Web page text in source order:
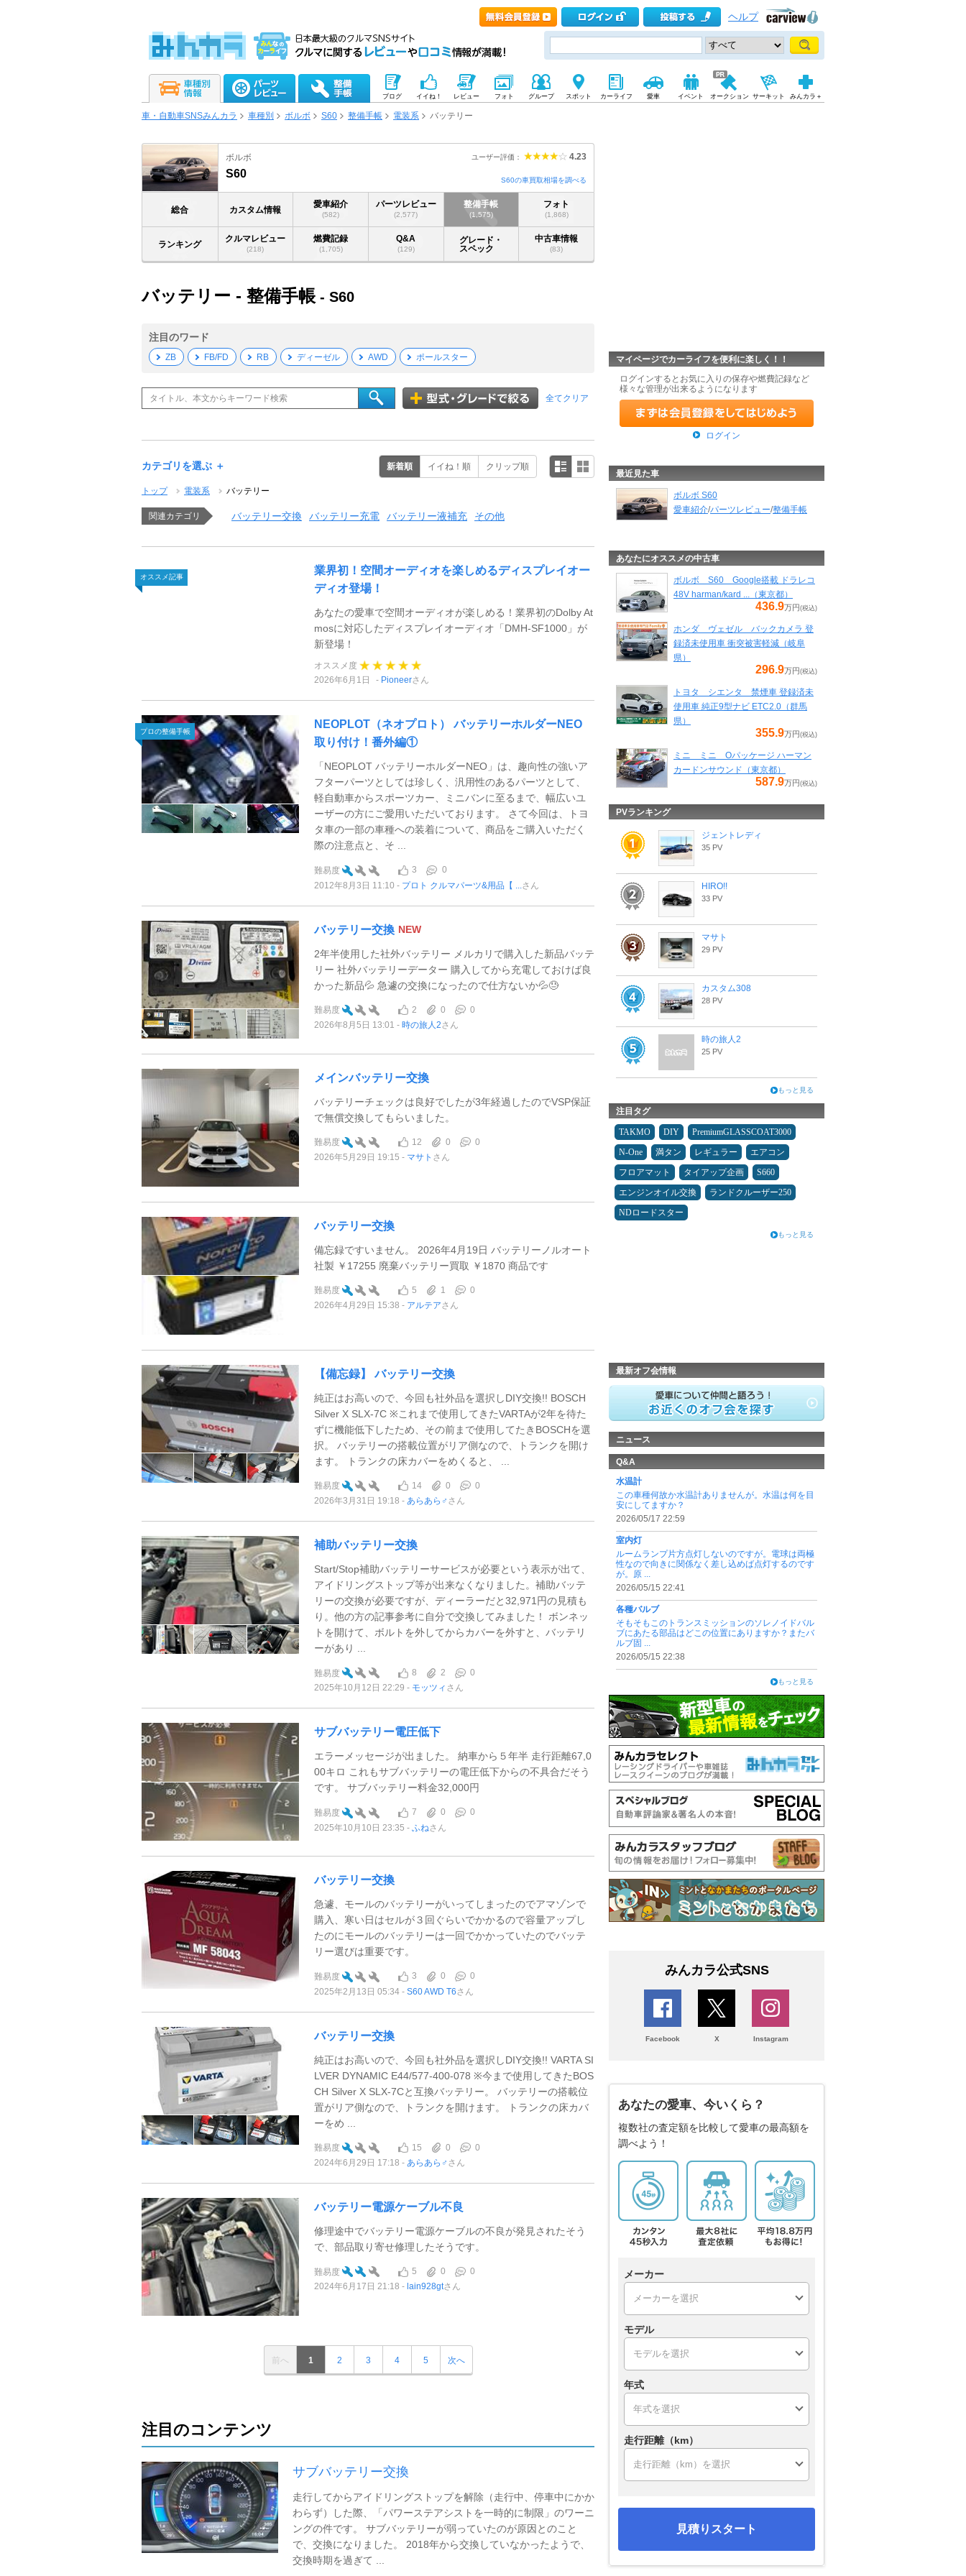
ヘルプ
ブログ イイね！ レビュー フォト グループ スポット カーライフ 愛車 イベント オークション サーキット みんカラ＋
車・自動車SNSみんカラ 車種別 ボルボ S60 整備手帳 電装系 バッテリー
ユーザー評価： 4.23
ボルボ
S60
S60の車買取相場を調べる
総合 カスタム情報
愛車紹介
(582)
パーツレビュー
(2,577)
整備手帳
(1,575)
フォト
(1,868)
ランキング
クルマレビュー
(218)
燃費記録
(1,705)
Q&A
(129)
グレード・
スペック
中古車情報
(83)
バッテリー - 整備手帳 - S60
注目のワード
ZB FB/FD RB ディーゼル AWD ポールスター
全てクリア
カテゴリを選ぶ ＋ 新着順 イイね！順 クリップ順
トップ 電装系 バッテリー
関連カテゴリ バッテリー交換 バッテリー充電 バッテリー液補充 その他
オススメ記事
業界初！空間オーディオを楽しめるディスプレイオー
ディオ登場！
あなたの愛車で空間オーディオが楽しめる！業界初のDolby At
mosに対応したディスプレイオーディオ「DMH-SF1000」が
新登場！
オススメ度
2026年6月1日
Pioneerさん
プロの整備手帳
NEOPLOT（ネオプロト） バッテリーホルダーNEO
取り付け！番外編①
「NEOPLOT バッテリーホルダーNEO」は、趣向性の強いア
フターパーツとしては珍しく、汎用性のあるパーツとして、
軽自動車からスポーツカー、ミニバンに至るまで、幅広いユ
ーザーの方にご愛用いただいております。 さて今回は、トヨ
タ車の一部の車種への装着について、商品をご購入いただく
際の注意点と、そ ...
難易度 3
0
2012年8月3日 11:10
プロト クルマパーツ&用品【 ... さん
バッテリー交換 NEW
2年半使用した社外バッテリー メルカリで購入した新品バッテ
リー 社外バッテリーデーター 購入してから充電しておけば良
かった新品💦 急遽の交換になったので仕方ないか💦😓
難易度 2 0
0
2026年8月5日 13:01
時の旅人2さん
メインバッテリー交換
バッテリーチェックは良好でしたが3年経過したのでVSP保証
で無償交換してもらいました。
難易度 12 0
0
2026年5月29日 19:15
マサト さん
バッテリー交換
備忘録ですいません。 2026年4月19日 バッテリーノルオート
社製 ￥17255 廃棄バッテリー買取 ￥1870 商品です
難易度 5 1
0
2026年4月29日 15:38
アルテアさん
【備忘録】 バッテリー交換
純正はお高いので、今回も社外品を選択しDIY交換!! BOSCH
Silver X SLX-7C ※これまで使用してきたVARTAが2年を待た
ずに機能低下したため、その前まで使用してたきBOSCHを選
択。 バッテリーの搭載位置がリア側なので、トランクを開け
ます。 トランクの床カバーをめくると、 ...
難易度 14 0
0
2026年3月31日 19:18
あらあら♂ さん
補助バッテリー交換
Start/Stop補助バッテリーサービスが必要という表示が出て、
アイドリングストップ等が出来なくなりました。補助バッテ
リーの交換が必要ですが、ディーラーだと32,971円の見積も
り。他の方の記事参考に自分で交換してみました！ ボンネッ
トを開けて、ボルトを外してからカバーを外すと、バッテリ
ーがあり ...
難易度 8 2
0
2025年10月12日 22:29
モッツィ さん
サブバッテリー電圧低下
エラーメッセージが出ました。 納車から５年半 走行距離67,0
00キロ これもサブバッテリーの電圧低下からの不具合だそう
です。 サブバッテリー料金32,000円
難易度 7 0
0
2025年10月10日 23:35
ふねさん
バッテリー交換
急遽、モールのバッテリーがいってしまったのでアマゾンで
購入、寒い日はセルが３回ぐらいでかかるので容量アップし
たのにモールのバッテリーは一回でかかっていたのでバッテ
リー選びは重要です。
難易度 3 0
0
2025年2月13日 05:34
S60 AWD T6さん
バッテリー交換
純正はお高いので、今回も社外品を選択しDIY交換!! VARTA SI
LVER DYNAMIC E44/577-400-078 ※今まで使用してきたBOS
CH Silver X SLX-7Cと互換バッテリー。 バッテリーの搭載位
置がリア側なので、トランクを開けます。 トランクの床カバ
ーをめ ...
難易度 15 0
0
2024年6月29日 17:18
あらあら♂ さん
バッテリー電源ケーブル不良
修理途中でバッテリー電源ケーブルの不良が発見されたそう
で、部品取り寄せ修理したそうです。
難易度 5 0
0
2024年6月17日 21:18
lain928gtさん
前へ 1 2 3 4 5 次へ
注目のコンテンツ
サブバッテリー交換
走行してからアイドリングストップを解除（走行中、停車中にかか
わらず）した際、「パワーステアシストを一時的に制限」のワーニ
ングの件です。 サブバッテリーが弱っていたのが原因とのこと
で、交換になりました。 2018年から交換していなかったようで、
交換時期を過ぎて ...
マイページでカーライフを便利に楽しく！！
ログインするとお気に入りの保存や燃費記録など
様々な管理が出来るようになります
ログイン
最近見た車
ボルボ S60
愛車紹介/パーツレビュー/整備手帳
あなたにオススメの中古車
ボルボ S60 Google搭載 ドラレコ
48V harman/kard ...（東京都）
436.9万円 (税込)
ホンダ ヴェゼル バックカメラ 登
録済未使用車 衝突被害軽減（岐阜
県）
296.9万円 (税込)
トヨタ シエンタ 禁煙車 登録済未
使用車 純正9型ナビ ETC2.0（群馬
県）
355.9万円 (税込)
ミニ ミニ Oパッケージ ハーマン
カードンサウンド（東京都）
587.9万円 (税込)
PVランキング
ジェントレディ
35 PV
HIRO!!
33 PV
マサト
29 PV
カスタム308
28 PV
時の旅人2
25 PV
もっと見る
注目タグ
TAKMO DIY
PremiumGLASSCOAT3000
N-One
満タン レギュラー
エアコン
フロアマット
タイアップ企画
S660
エンジンオイル交換
ランドクルーザー250
NDロードスター
もっと見る
最新オフ会情報
ニュース
Q&A
水温計
この車種何故か水温計ありませんが。水温は何を目
安にしてますか？
2026/05/17 22:59
室内灯
ルームランプ片方点灯しないのですが。電球は両極
性なので向きに関係なく差し込めば点灯するのです
が。原 ...
2026/05/15 22:41
各種バルブ
そもそもこのトランスミッションのソレノイドバル
ブにあたる部品はどこの位置にありますか？またバ
ルブ固 ...
2026/05/15 22:38
もっと見る
みんカラ公式SNS
Facebook X Instagram
あなたの愛車、今いくら？
複数社の査定額を比較して愛車の最高額を
調べよう！
メーカー
モデル
年式
走行距離（km）
見積りスタート